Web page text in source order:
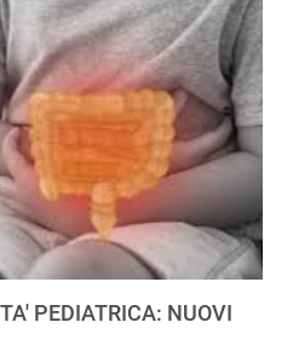
PEDIATRICA: NUOVI